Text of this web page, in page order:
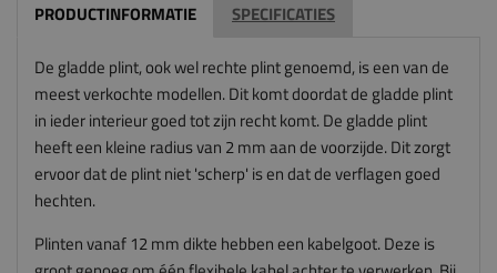
PRODUCTINFORMATIE SPECIFICATIES
De gladde plint, ook wel rechte plint genoemd, is een van de
meest verkochte modellen. Dit komt doordat de gladde plint
in ieder interieur goed tot zijn recht komt. De gladde plint
heeft een kleine radius van 2 mm aan de voorzijde. Dit zorgt
ervoor dat de plint niet 'scherp' is en dat de verflagen goed
hechten.
Plinten vanaf 12 mm dikte hebben een kabelgoot. Deze is